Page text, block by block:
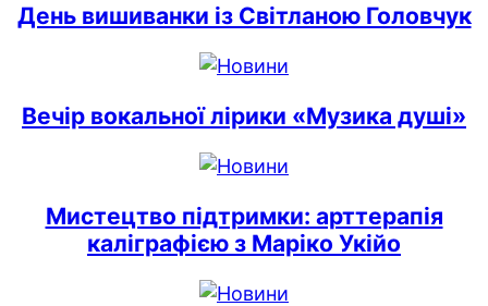
День вишиванки із Світланою Головчук
Вечір вокальної лірики «Музика душі»
Мистецтво підтримки: арттерапія
каліграфією з Маріко Укійо